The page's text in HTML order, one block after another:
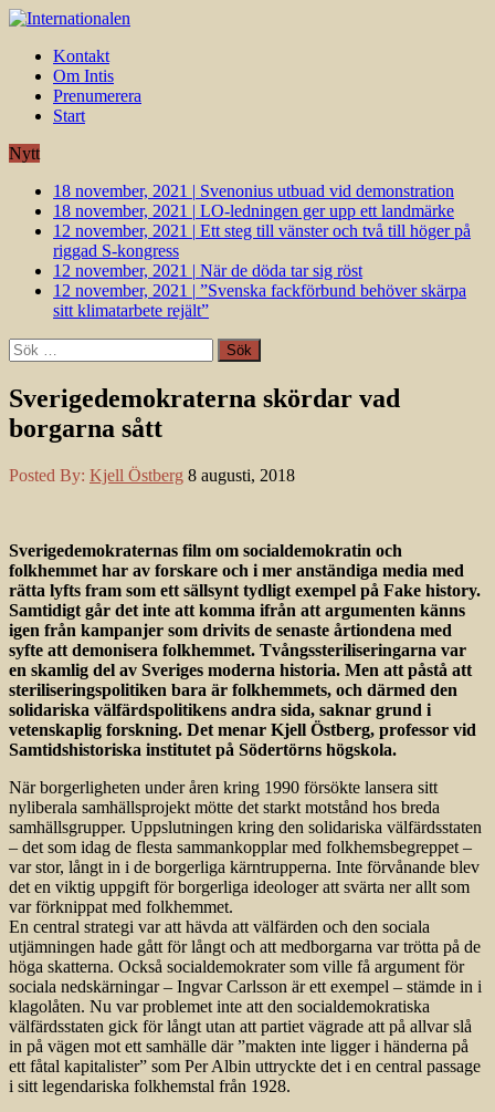
Kontakt
Om Intis
Prenumerera
Start
Nytt
18 november, 2021 | Svenonius utbuad vid demonstration
18 november, 2021 | LO-ledningen ger upp ett landmärke
12 november, 2021 | Ett steg till vänster och två till höger på
riggad S-kongress
12 november, 2021 | När de döda tar sig röst
12 november, 2021 | ”Svenska fackförbund behöver skärpa
sitt klimatarbete rejält”
Sök
efter:
Sverigedemokraterna skördar vad
borgarna sått
Posted By: Kjell Östberg 8 augusti, 2018
Sverigedemokraternas film om socialdemokratin och
folkhemmet har av forskare och i mer anständiga media med
rätta lyfts fram som ett sällsynt tydligt exempel på Fake history.
Samtidigt går det inte att komma ifrån att argumenten känns
igen från kampanjer som drivits de senaste årtiondena med
syfte att demonisera folkhemmet. Tvångssteriliseringarna var
en skamlig del av Sveriges moderna historia. Men att påstå att
steriliseringspolitiken bara är folkhemmets, och därmed den
solidariska välfärdspolitikens andra sida, saknar grund i
vetenskaplig forskning. Det menar Kjell Östberg, professor vid
Samtidshistoriska institutet på Södertörns högskola.
När borgerligheten under åren kring 1990 försökte lansera sitt
nyliberala samhällsprojekt mötte det starkt motstånd hos breda
samhällsgrupper. Uppslutningen kring den solidariska välfärdsstaten
– det som idag de flesta sammankopplar med folkhemsbegreppet –
var stor, långt in i de borgerliga kärntrupperna. Inte förvånande blev
det en viktig uppgift för borgerliga ideologer att svärta ner allt som
var förknippat med folkhemmet.
En central strategi var att hävda att välfärden och den sociala
utjämningen hade gått för långt och att medborgarna var trötta på de
höga skatterna. Också socialdemokrater som ville få argument för
sociala nedskärningar – Ingvar Carlsson är ett exempel – stämde in i
klagolåten. Nu var problemet inte att den socialdemokratiska
välfärdsstaten gick för långt utan att partiet vägrade att på allvar slå
in på vägen mot ett samhälle där ”makten inte ligger i händerna på
ett fåtal kapitalister” som Per Albin uttryckte det i en central passage
i sitt legendariska folkhemstal från 1928.